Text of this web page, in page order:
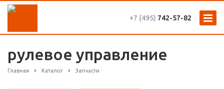
+7 (495) 742-57-82
рулевое управление
Главная Каталог Запчасти